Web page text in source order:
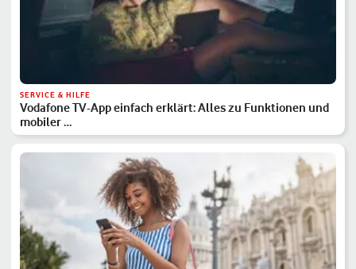
SERVICE & HILFE
Vodafone TV-App einfach erklärt: Alles zu Funktionen und
mobiler …